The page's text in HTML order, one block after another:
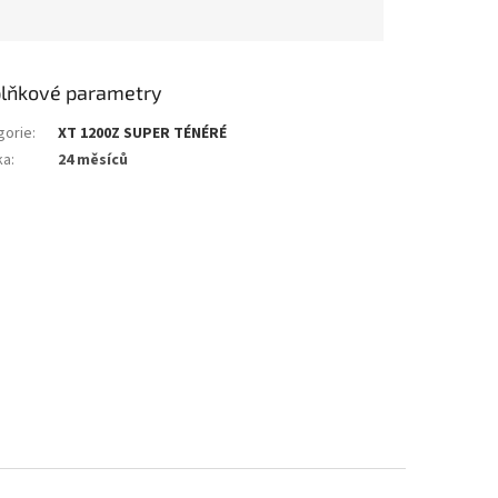
parametry
:
XT 1200Z SUPER TÉNÉRÉ
: 24 měsíců